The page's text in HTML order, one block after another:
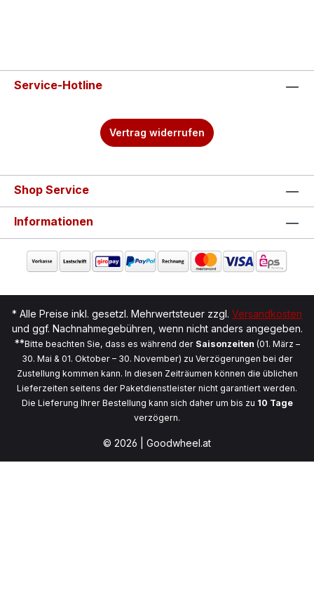
Service-Hotline
Vertrag widerrufen
Shop Service
Informationen
* Alle Preise inkl. gesetzl. Mehrwertsteuer zzgl. Versandkosten
und ggf. Nachnahmegebühren, wenn nicht anders angegeben.
**Bitte beachten Sie, dass es während der Saisonzeiten (01. März –
30. Mai & 01. Oktober – 30. November) zu Verzögerungen bei der
Zustellung kommen kann. In diesen Zeiträumen können die üblichen
Lieferzeiten seitens der Paketdienstleister nicht garantiert werden.
Die Lieferung Ihrer Bestellung kann sich daher um bis zu 10 Tage
verzögern.
© 2026 | Goodwheel.at